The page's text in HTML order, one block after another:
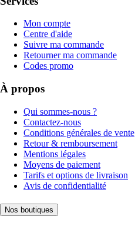
Mon compte
Centre d'aide
Suivre ma commande
Retourner ma commande
Codes promo
À propos
Qui sommes-nous ?
Contactez-nous
Conditions générales de vente
Retour & remboursement
Mentions légales
Moyens de paiement
Tarifs et options de livraison
Avis de confidentialité
Nos boutiques